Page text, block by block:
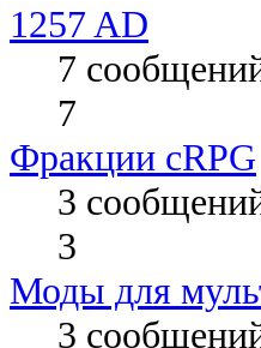
1257 AD
7
7
Фракции cRPG
3
3
Моды для
3